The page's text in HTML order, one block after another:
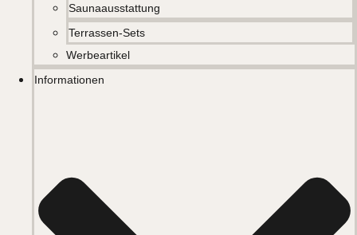
Saunaausstattung
Terrassen-Sets
Werbeartikel
Informationen